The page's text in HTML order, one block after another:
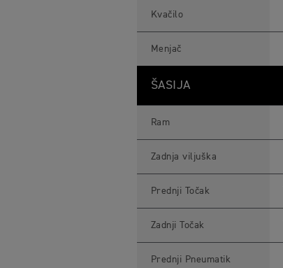
Kvačilo
Menjač
ŠASIJA
Ram
Zadnja viljuška
Prednji Točak
Zadnji Točak
Prednji Pneumatik